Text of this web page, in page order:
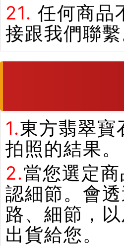
21. 任何商品
接跟我們聯
1.東方翡翠寶
拍照的結果。
2.當您選定
認細節。會
路、細節，
出貨給您。